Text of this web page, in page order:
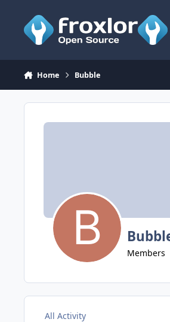
Home Bubble
Members
All Activity